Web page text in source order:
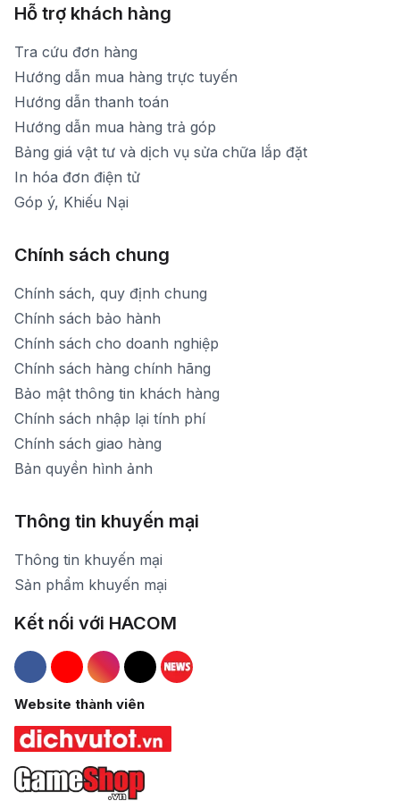
Hỗ trợ khách hàng
Tra cứu đơn hàng
Hướng dẫn mua hàng trực tuyến
Hướng dẫn thanh toán
Hướng dẫn mua hàng trả góp
Bảng giá vật tư và dịch vụ sửa chữa lắp đặt
In hóa đơn điện tử
Góp ý, Khiếu Nại
Chính sách chung
Chính sách, quy định chung
Chính sách bảo hành
Chính sách cho doanh nghiệp
Chính sách hàng chính hãng
Bảo mật thông tin khách hàng
Chính sách nhập lại tính phí
Chính sách giao hàng
Bản quyền hình ảnh
Thông tin khuyến mại
Thông tin khuyến mại
Sản phẩm khuyến mại
Kết nối với HACOM
Hacom Facebook
Hacom YouTube
Hacom Instagram
Hacom TikTok
Website thành viên